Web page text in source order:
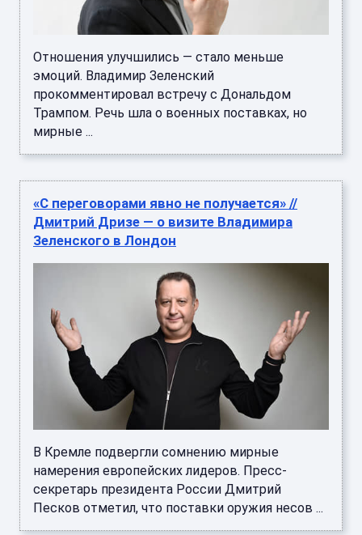
Отношения улучшились — стало меньше
эмоций. Владимир Зеленский
прокомментировал встречу с Дональдом
Трампом. Речь шла о военных поставках, но
мирные ...
«С переговорами явно не получается» //
Дмитрий Дризе — о визите Владимира
Зеленского в Лондон
В Кремле подвергли сомнению мирные
намерения европейских лидеров. Пресс-
секретарь президента России Дмитрий
Песков отметил, что поставки оружия несов ...